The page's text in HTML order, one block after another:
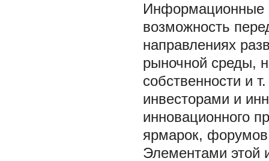
Информационные
возможность
направлениях
рыночной среды,
собственности и
инвесторами и
инновационного
ярмарок,
Элементами этой